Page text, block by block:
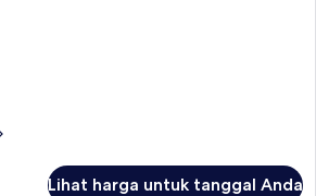
Lihat harga untuk tanggal Anda